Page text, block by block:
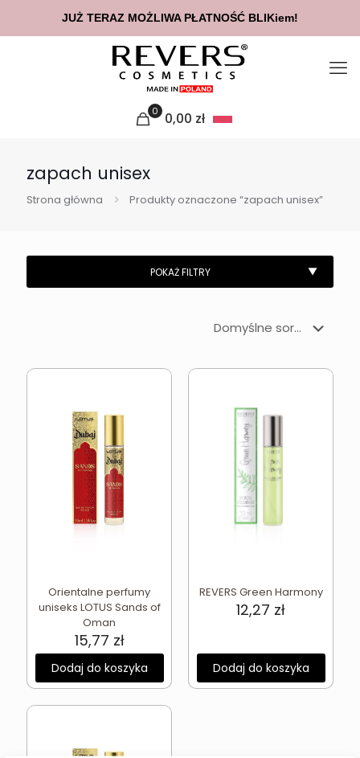
0 0,00 zł
zapach unisex
Strona główna Produkty oznaczone “zapach unisex”
Orientalne perfumy
uniseks LOTUS Sands of
Oman
15,77 zł
Dodaj do koszyka
REVERS Green Harmony
12,27 zł
Dodaj do koszyka
JUŻ TERAZ MOŻLIWA PŁATNOŚĆ BLIKiem!